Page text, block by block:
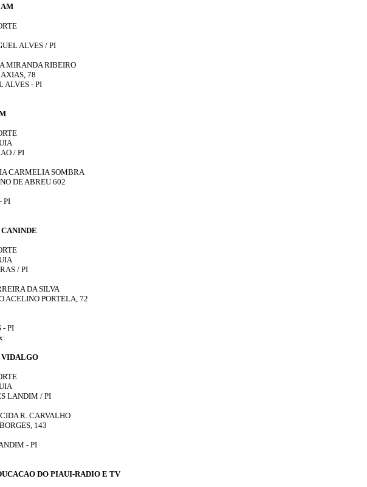
AM
ALVES / PI
MIRANDA RIBEIRO
78
ALVES - PI
/ PI
CARMELIA SOMBRA
DE ABREU 602
PI
/ PI
DA SILVA
ACELINO PORTELA, 72
- PI
VIDALGO
LANDIM / PI
R. CARVALHO
143
- PI
DO PIAUI-RADIO E TV